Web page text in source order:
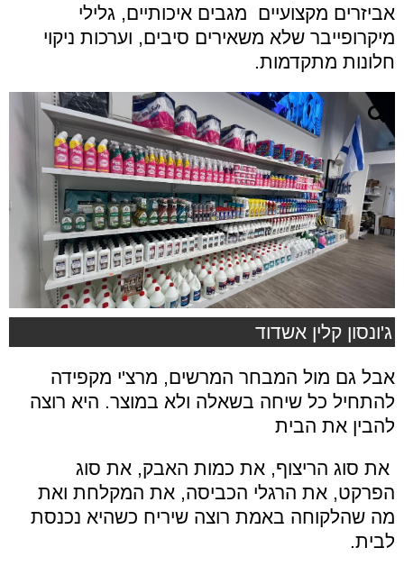
אביזרים מקצועיים מגבים איכותיים, גלילי
מיקרופייבר שלא משאירים סיבים, וערכות ניקוי
חלונות מתקדמות
ג'ונסון קלין אשדוד
אבל גם מול המבחר המרשים, מרצ'י מקפידה
להתחיל כל שיחה בשאלה ולא במוצר. היא רוצה
להבין את הבית
את סוג הריצוף, את כמות האבק, את סוג
הפרקט, את הרגלי הכביסה, את המקלחת ואת
מה שהלקוחה באמת רוצה שיריח כשהיא נכנסת
לבית.